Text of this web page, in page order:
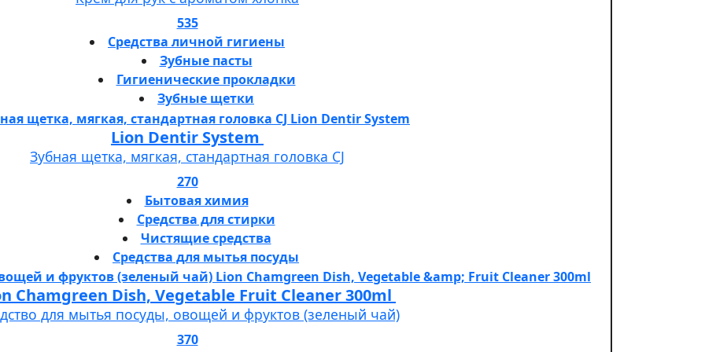
535
Средства личной гигиены
Зубные пасты
Гигиенические прокладки
Зубные щетки
Lion Dentir System
Зубная щетка, мягкая, стандартная головка СJ
270
Бытовая химия
Средства для стирки
Чистящие средства
Средства для мытья посуды
Lion Chamgreen Dish, Vegetable Fruit Cleaner 300ml
для мытья посуды, овощей и фруктов (зеленый чай)
370